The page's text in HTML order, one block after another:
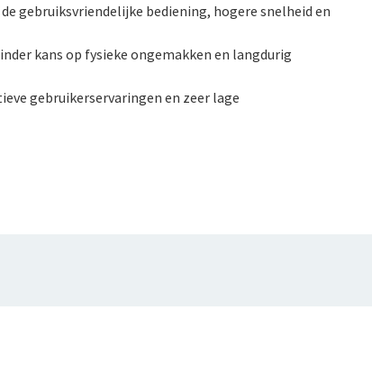
gebruiksvriendelijke bediening, hogere snelheid en
kans op fysieke ongemakken en langdurig
gebruikerservaringen en zeer lage